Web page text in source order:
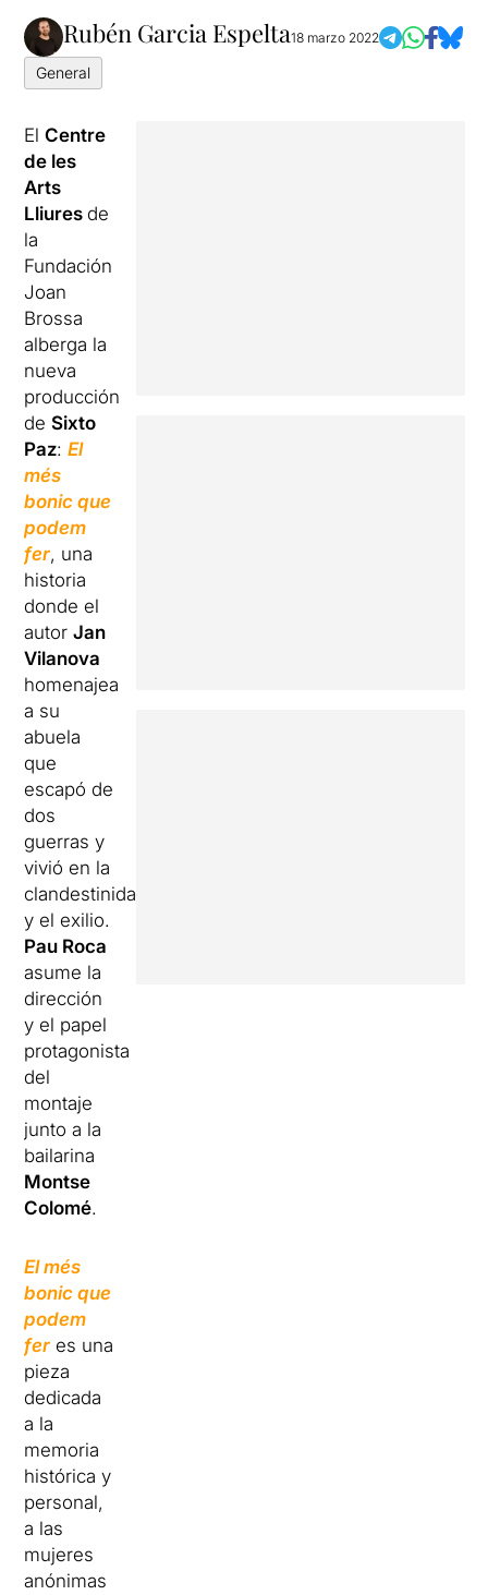
Rubén Garcia Espelta18 marzo 2022
General
ElCentre
de les
Arts
Lliuresde
la
Fundación
Joan
Brossa
alberga la
nueva
producción
deSixto
Paz:El
més
bonic que
podem
fer, una
historia
donde el
autorJan
Vilanova
homenajea
a su
abuela
que
escapó de
dos
guerras y
vivió en la
clandestinidad
y el exilio.
Pau Roca
asume la
dirección
y el papel
protagonista
del
montaje
junto a la
bailarina
Montse
Colomé.
El més
bonic que
podem
fer es una
pieza
dedicada
a la
memoria
histórica y
personal,
a las
mujeres
anónimas